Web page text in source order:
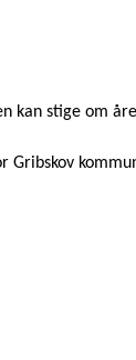
kan stige om